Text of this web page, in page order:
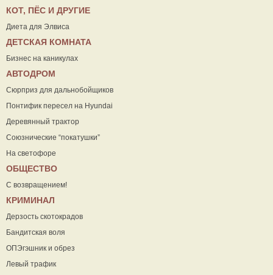
КОТ, ПЁС И ДРУГИЕ
Диета для Элвиса
ДЕТСКАЯ КОМНАТА
Бизнес на каникулах
АВТОДРОМ
Сюрприз для дальнобойщиков
Понтифик пересел на Hyundai
Деревянный трактор
Союзнические “покатушки”
На светофоре
ОБЩЕСТВО
С возвращением!
КРИМИНАЛ
Дерзость скотокрадов
Бандитская воля
ОПЭгэшник и обрез
Левый трафик